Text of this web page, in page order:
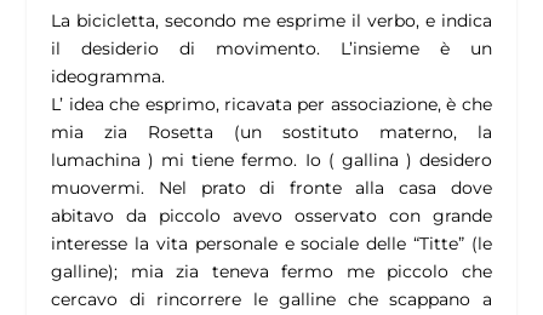
La bicicletta, secondo me esprime il verbo, e indica
il desiderio di movimento. L’insieme è un
ideogramma.
L’ idea che esprimo, ricavata per associazione, è che
mia zia Rosetta (un sostituto materno, la
lumachina ) mi tiene fermo. Io ( gallina ) desidero
muovermi. Nel prato di fronte alla casa dove
abitavo da piccolo avevo osservato con grande
interesse la vita personale e sociale delle “Titte” (le
galline); mia zia teneva fermo me piccolo che
cercavo di rincorrere le galline che scappano a